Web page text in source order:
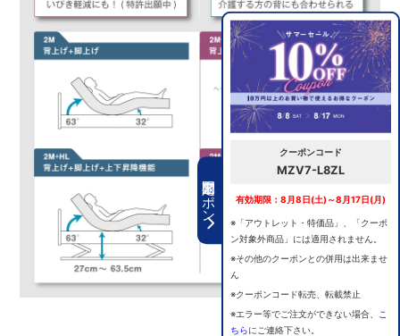
期間限定クーポン
クーポンコード
MZV7-L8ZL
有効期限：8月8日(土)～8月17日(月)
※「アウトレット・特価品」、「クーポ
ン対象外商品」には適用されません。
※その他のクーポンとの併用は出来ませ
ん
※クーポンコード転売、転載禁止
※エラー等でご注文ができない場合、
こ
ちらにご連絡下さい。